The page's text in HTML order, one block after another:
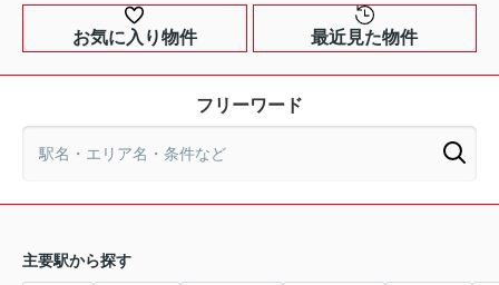
お気に入り物件 最近見た物件
フリーワード
主要駅から探す